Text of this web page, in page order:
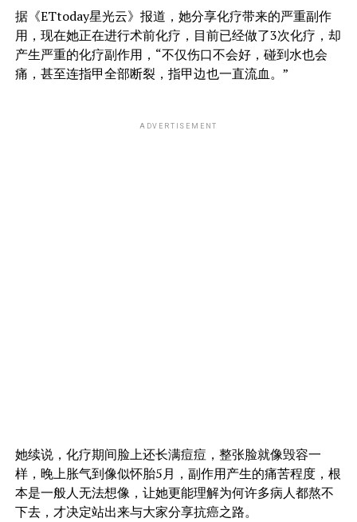
据《ETtoday星光云》报道，她分享化疗带来的严重副作
用，现在她正在进行术前化疗，目前已经做了3次化疗，却
产生严重的化疗副作用，“不仅伤口不会好，碰到水也会
痛，甚至连指甲全部断裂，指甲边也一直流血。”
ADVERTISEMENT
她续说，化疗期间脸上还长满痘痘，整张脸就像毁容一
样，晚上胀气到像似怀胎5月，副作用产生的痛苦程度，根
本是一般人无法想像，让她更能理解为何许多病人都熬不
下去，才决定站出来与大家分享抗癌之路。